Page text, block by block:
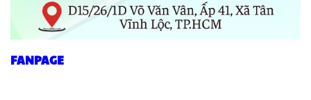
FANPAGE